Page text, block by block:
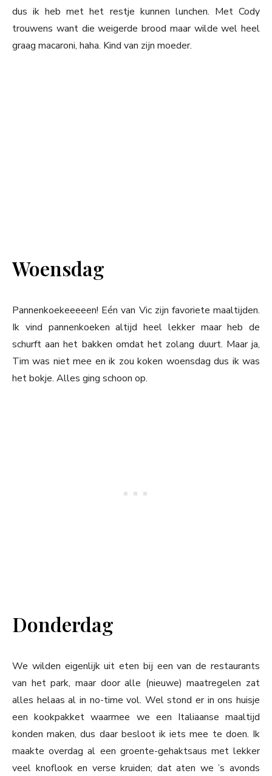
dus ik heb met het restje kunnen lunchen. Met Cody
trouwens want die weigerde brood maar wilde wel heel
graag macaroni, haha. Kind van zijn moeder.
Woensdag
Pannenkoekeeeeen! Eén van Vic zijn favoriete maaltijden.
Ik vind pannenkoeken altijd heel lekker maar heb de
schurft aan het bakken omdat het zolang duurt. Maar ja,
Tim was niet mee en ik zou koken woensdag dus ik was
het bokje. Alles ging schoon op.
Donderdag
We wilden eigenlijk uit eten bij een van de restaurants
van het park, maar door alle (nieuwe) maatregelen zat
alles helaas al in no-time vol. Wel stond er in ons huisje
een kookpakket waarmee we een Italiaanse maaltijd
konden maken, dus daar besloot ik iets mee te doen. Ik
maakte overdag al een groente-gehaktsaus met lekker
veel knoflook en verse kruiden; dat aten we ’s avonds